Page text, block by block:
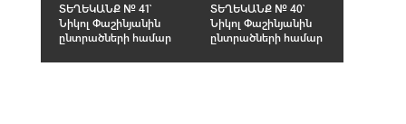
ՏԵՂԵԿԱՆՔ № 41՝
Նիկոլ Փաշինյանին
ընտրածների համար
ՏԵՂԵԿԱՆՔ № 40՝
Նիկոլ Փաշինյանին
ընտրածների համար